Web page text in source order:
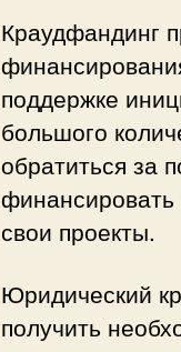
Краудфандинг
поддержке
большого
обратиться за
свои проекты.
Юридический
получить